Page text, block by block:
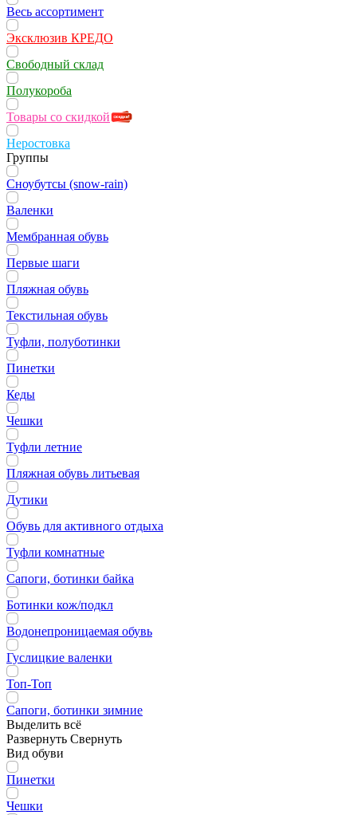
Весь ассортимент
Эксклюзив КРЕДО
Свободный склад
Полукороба
Товары со скидкой
Неростовка
Группы
Сноубутсы (snow-rain)
Валенки
Мембранная обувь
Первые шаги
Пляжная обувь
Текстильная обувь
Туфли, полуботинки
Пинетки
Кеды
Чешки
Туфли летние
Пляжная обувь литьевая
Дутики
Обувь для активного отдыха
Туфли комнатные
Сапоги, ботинки байка
Ботинки кож/подкл
Водонепроницаемая обувь
Гуслицкие валенки
Топ-Топ
Сапоги, ботинки зимние
Выделить всё
Развернуть Свернуть
Вид обуви
Пинетки
Чешки